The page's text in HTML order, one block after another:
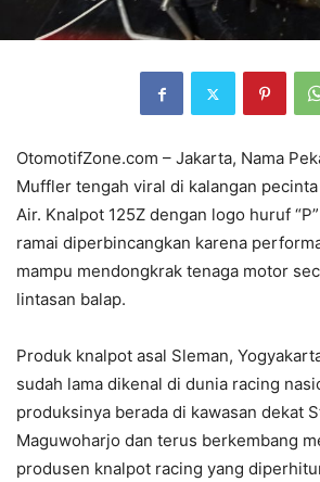
OtomotifZone.com – Jakarta, Nama
Muffler tengah viral di kalangan
Air. Knalpot 125Z dengan logo huruf
ramai diperbincangkan karena
mampu mendongkrak tenaga motor
lintasan balap.
Produk knalpot asal Sleman,
sudah lama dikenal di dunia racing
produksinya berada di kawasan dekat
Maguwoharjo dan terus berkembang
produsen knalpot racing yang